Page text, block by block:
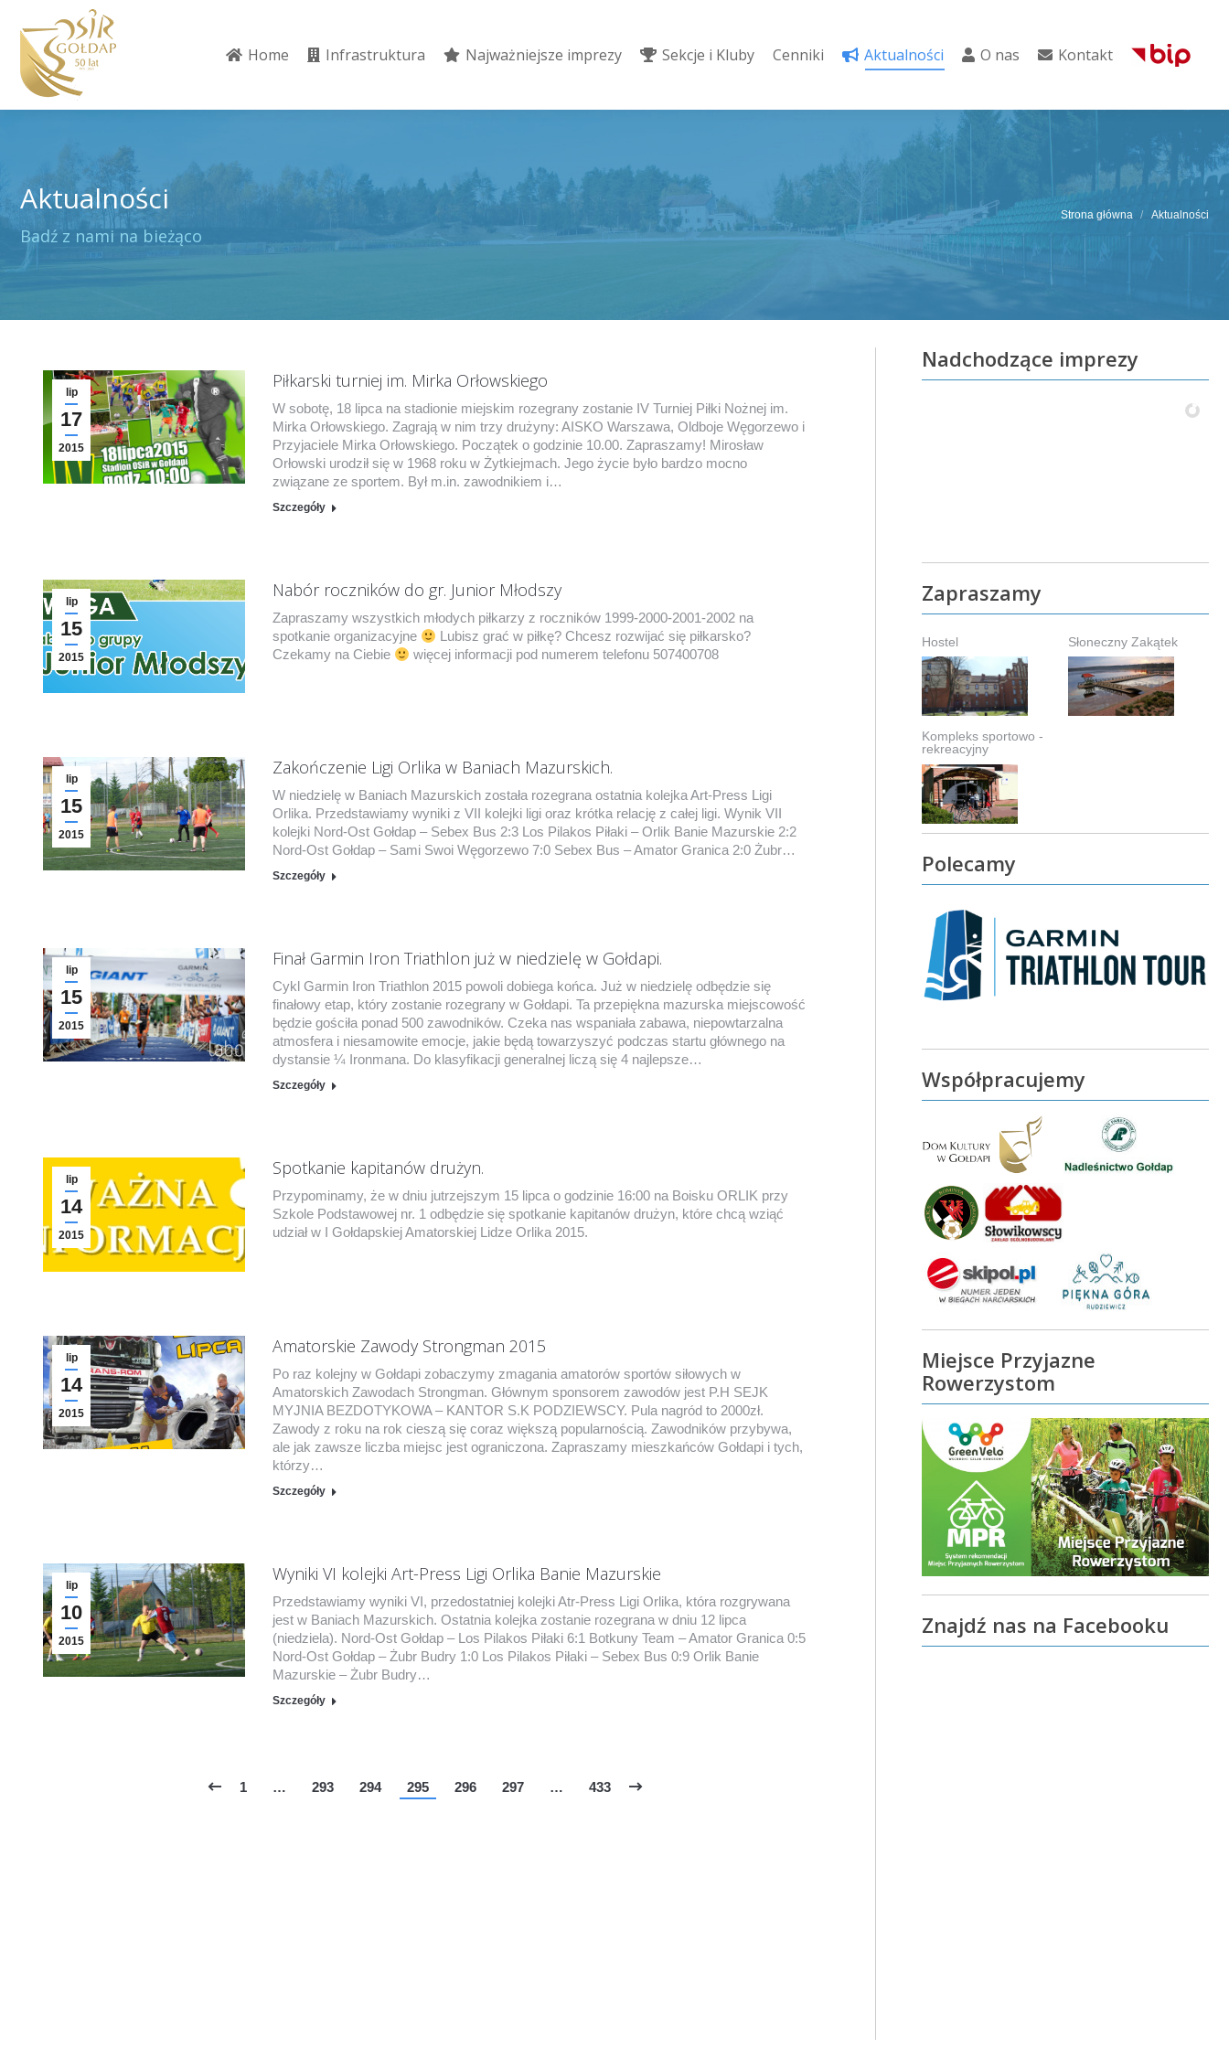
Home Infrastruktura Najważniejsze imprezy Sekcje i Kluby Cenniki Aktualności O nas Kontakt
Aktualności
Badź z nami na bieżąco
Jesteś tutaj: Strona główna Aktualności
lip
17
2015
Piłkarski turniej im. Mirka Orłowskiego
W sobotę, 18 lipca na stadionie miejskim rozegrany zostanie IV Turniej Piłki Nożnej im.
Mirka Orłowskiego. Zagrają w nim trzy drużyny: AISKO Warszawa, Oldboje Węgorzewo i
Przyjaciele Mirka Orłowskiego. Początek o godzinie 10.00. Zapraszamy! Mirosław
Orłowski urodził się w 1968 roku w Żytkiejmach. Jego życie było bardzo mocno
związane ze sportem. Był m.in. zawodnikiem i…
Szczegóły
lip
15
2015
Nabór roczników do gr. Junior Młodszy
Zapraszamy wszystkich młodych piłkarzy z roczników 1999-2000-2001-2002 na
spotkanie organizacyjne
Lubisz grać w piłkę? Chcesz rozwijać się piłkarsko?
Czekamy na Ciebie
więcej informacji pod numerem telefonu 507400708
lip
15
2015
Zakończenie Ligi Orlika w Baniach Mazurskich.
W niedzielę w Baniach Mazurskich została rozegrana ostatnia kolejka Art-Press Ligi
Orlika. Przedstawiamy wyniki z VII kolejki ligi oraz krótka relację z całej ligi. Wynik VII
kolejki Nord-Ost Gołdap – Sebex Bus 2:3 Los Pilakos Piłaki – Orlik Banie Mazurskie 2:2
Nord-Ost Gołdap – Sami Swoi Węgorzewo 7:0 Sebex Bus – Amator Granica 2:0 Żubr…
Szczegóły
lip
15
2015
Finał Garmin Iron Triathlon już w niedzielę w Gołdapi.
Cykl Garmin Iron Triathlon 2015 powoli dobiega końca. Już w niedzielę odbędzie się
finałowy etap, który zostanie rozegrany w Gołdapi. Ta przepiękna mazurska miejscowość
będzie gościła ponad 500 zawodników. Czeka nas wspaniała zabawa, niepowtarzalna
atmosfera i niesamowite emocje, jakie będą towarzyszyć podczas startu głównego na
dystansie ¼ Ironmana. Do klasyfikacji generalnej liczą się 4 najlepsze…
Szczegóły
lip
14
2015
Spotkanie kapitanów drużyn.
Przypominamy, że w dniu jutrzejszym 15 lipca o godzinie 16:00 na Boisku ORLIK przy
Szkole Podstawowej nr. 1 odbędzie się spotkanie kapitanów drużyn, które chcą wziąć
udział w I Gołdapskiej Amatorskiej Lidze Orlika 2015.
lip
14
2015
Amatorskie Zawody Strongman 2015
Po raz kolejny w Gołdapi zobaczymy zmagania amatorów sportów siłowych w
Amatorskich Zawodach Strongman. Głównym sponsorem zawodów jest P.H SEJK
MYJNIA BEZDOTYKOWA – KANTOR S.K PODZIEWSCY. Pula nagród to 2000zł.
Zawody z roku na rok cieszą się coraz większą popularnością. Zawodników przybywa,
ale jak zawsze liczba miejsc jest ograniczona. Zapraszamy mieszkańców Gołdapi i tych,
którzy…
Szczegóły
lip
10
2015
Wyniki VI kolejki Art-Press Ligi Orlika Banie Mazurskie
Przedstawiamy wyniki VI, przedostatniej kolejki Atr-Press Ligi Orlika, która rozgrywana
jest w Baniach Mazurskich. Ostatnia kolejka zostanie rozegrana w dniu 12 lipca
(niedziela). Nord-Ost Gołdap – Los Pilakos Piłaki 6:1 Botkuny Team – Amator Granica 0:5
Nord-Ost Gołdap – Żubr Budry 1:0 Los Pilakos Piłaki – Sebex Bus 0:9 Orlik Banie
Mazurskie – Żubr Budry…
Szczegóły
1 … 293 294 295 296 297 … 433
Nadchodzące imprezy
Zapraszamy
Hostel Słoneczny Zakątek
Kompleks sportowo -
rekreacyjny
Polecamy
Współpracujemy
Miejsce Przyjazne
Rowerzystom
Znajdź nas na Facebooku
Home Infrastruktura Najważniejsze imprezy Sekcje i Kluby Cenniki Aktualności O nas Kontakt